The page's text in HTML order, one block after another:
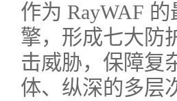
作为 RayWAF
擎，形成七大防
击威胁，保障复
体、纵深的多层